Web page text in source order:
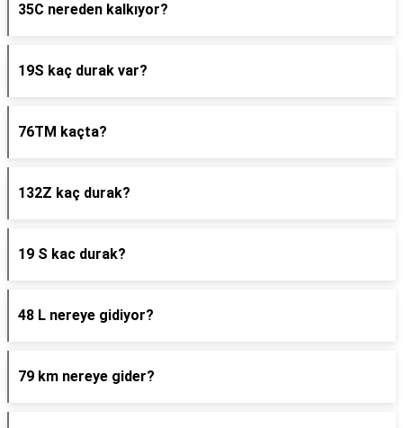
35C nereden kalkıyor?
19S kaç durak var?
76TM kaçta?
132Z kaç durak?
19 S kac durak?
48 L nereye gidiyor?
79 km nereye gider?